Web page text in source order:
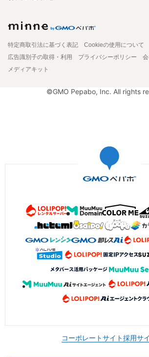
特定商取引法に基づく表記
Cookieの使用について
広告識別子の取得・利用
プライバシーポリシー
メディアキット
©GMO Pepabo, Inc. All rights
コーポレートサイト採用サ